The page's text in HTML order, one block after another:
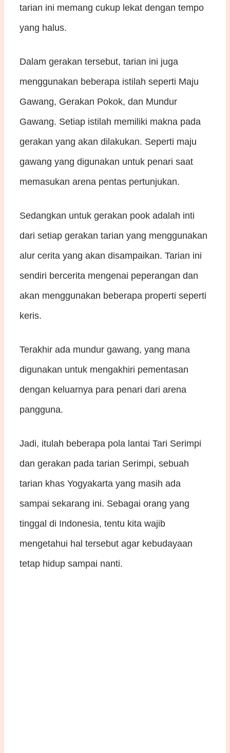
tarian ini memang cukup lekat dengan tempo
yang halus.
Dalam gerakan tersebut, tarian ini juga
menggunakan beberapa istilah seperti Maju
Gawang, Gerakan Pokok, dan Mundur
Gawang. Setiap istilah memiliki makna pada
gerakan yang akan dilakukan. Seperti maju
gawang yang digunakan untuk penari saat
memasukan arena pentas pertunjukan.
Sedangkan untuk gerakan pook adalah inti
dari setiap gerakan tarian yang menggunakan
alur cerita yang akan disampaikan. Tarian ini
sendiri bercerita mengenai peperangan dan
akan menggunakan beberapa properti seperti
keris.
Terakhir ada mundur gawang, yang mana
digunakan untuk mengakhiri pementasan
dengan keluarnya para penari dari arena
pangguna.
Jadi, itulah beberapa pola lantai Tari Serimpi
dan gerakan pada tarian Serimpi, sebuah
tarian khas Yogyakarta yang masih ada
sampai sekarang ini. Sebagai orang yang
tinggal di Indonesia, tentu kita wajib
mengetahui hal tersebut agar kebudayaan
tetap hidup sampai nanti.